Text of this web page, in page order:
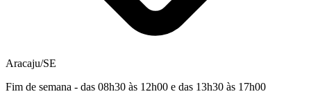
Aracaju/SE
Fim de semana - das 08h30 às 12h00 e das 13h30 às 17h00